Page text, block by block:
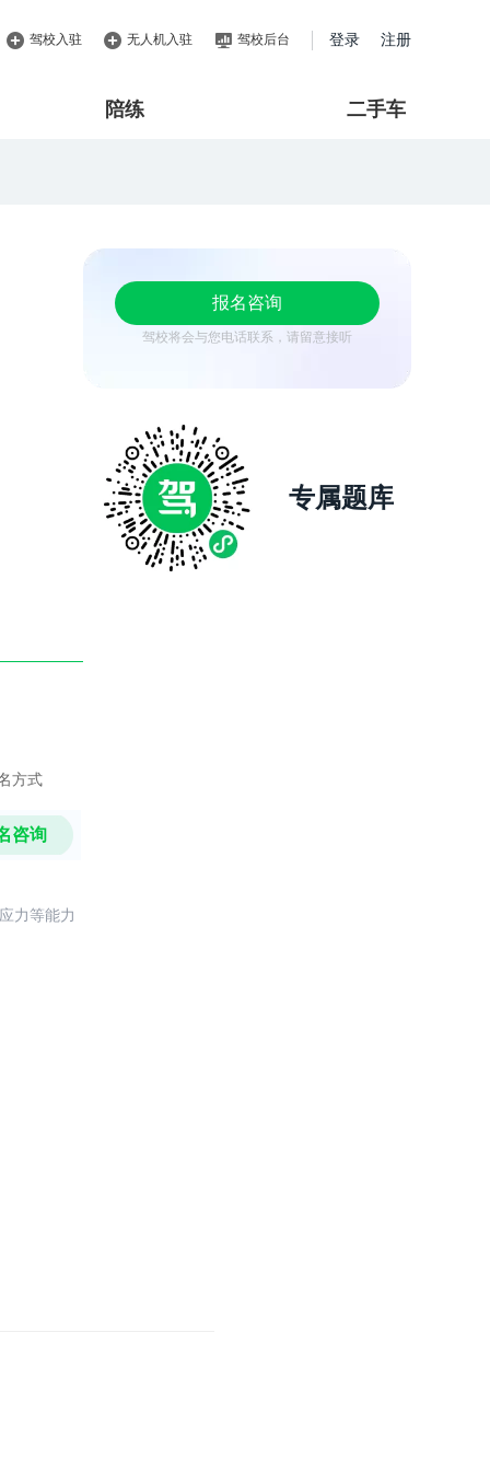
驾校入驻 无人机入驻 驾校后台 登录 注册
陪练 二手车
报名咨询
驾校将会与您电话联系，请留意接听
专属题库
方式
咨询
力等能力